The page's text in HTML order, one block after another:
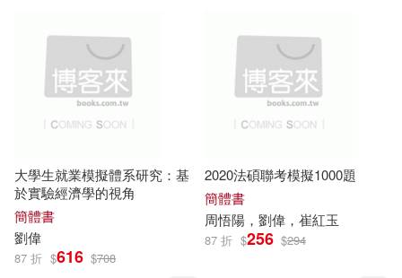
劉偉，周冬芹(1)
劉偉，周勁松，吳八斤(1)
劉偉，寶月，周悟陽(1)
劉偉，張小翠，朱思斯（主編）(1)
全華圖書(1)
兵器工業出版社(1)
北京大學醫學出版社(1)
北京工藝美術出版社(1)
大學生就業模擬體系研究：基
於實驗經濟學的視角
簡體書
劉偉
87 折 $616 $708
2020法碩聯考模擬1000題
簡體書
周悟陽， 劉偉 ，崔紅玉
87 折 $256 $294